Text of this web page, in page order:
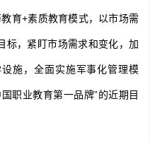
育+素质教育模式，以市场需
标，紧盯市场需求和变化，加
施，全面实施军事化管理模
职业教育第一品牌”的近期目